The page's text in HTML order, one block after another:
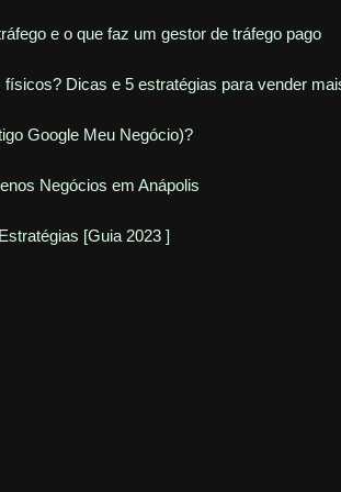
e o que faz um gestor de tráfego pago
Dicas e 5 estratégias para vender
Google Meu Negócio)?
Negócios em Anápolis
[Guia 2023 ]